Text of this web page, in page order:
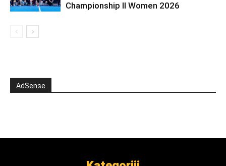
Championship II Women 2026
AdSense